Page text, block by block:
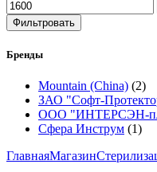
Фильтровать
Бренды
Mountain (China) (2)
ЗАО "Софт-
ООО "ИНТЕРСЭН-
Сфера Инструм (1)
ГлавнаяМагазин